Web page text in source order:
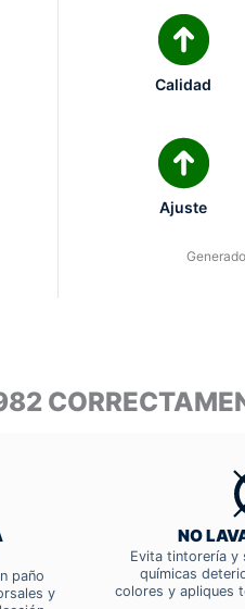
Calidad
Ajuste
paño
y
NO
Evita tintorería y
químicas
colores y apliques